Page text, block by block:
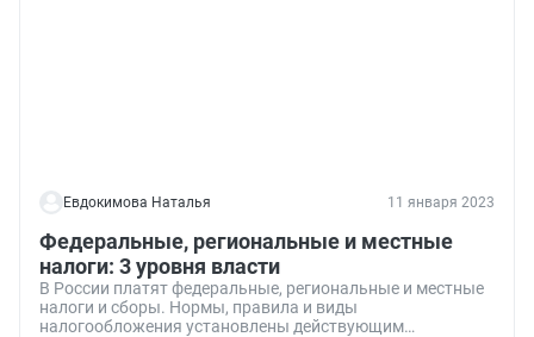
Евдокимова Наталья 11 января 2023
Федеральные, региональные и местные
налоги: 3 уровня власти
В России платят федеральные, региональные и местные
налоги и сборы. Нормы, правила и виды
налогообложения установлены действующим